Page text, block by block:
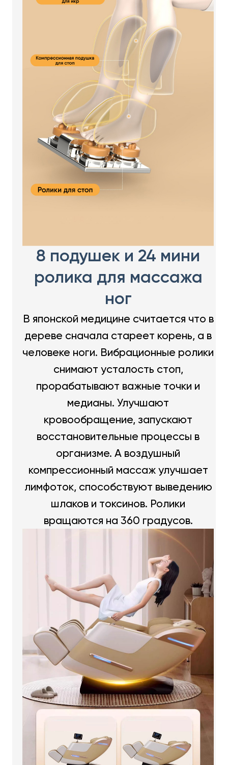
8 подушек и 24 мини
ролика для массажа
ног
В японской медицине считается что в
дереве сначала стареет корень, а в
человеке ноги. Вибрационные ролики
снимают усталость стоп,
прорабатывают важные точки и
медианы. Улучшают
кровообращение, запускают
восстановительные процессы в
организме. А воздушный
компрессионный массаж улучшает
лимфоток, способствуют выведению
шлаков и токсинов. Ролики
вращаются на 360 градусов.